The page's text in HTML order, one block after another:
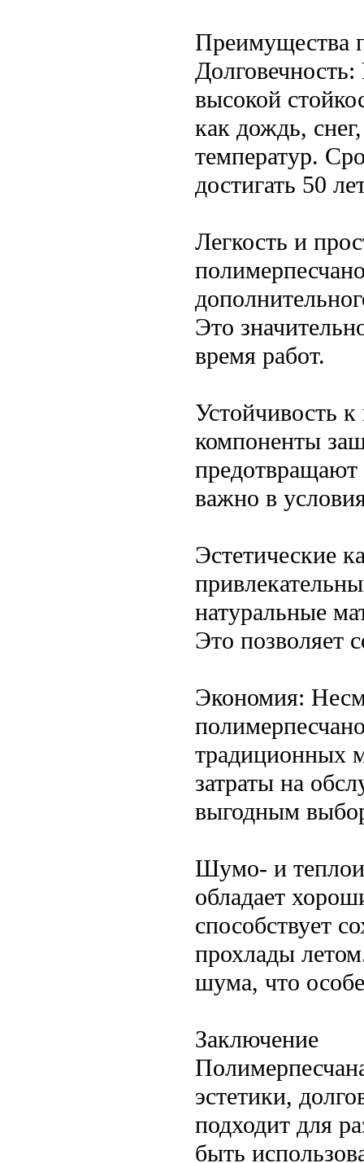
Преимущества
высокой
как дождь,
температур.
достигать 50
Легкость и
Это
время работ.
Устойчивость
компоненты
предотвращают
важно в
Эстетические
натуральные
Это позволяет
Экономия:
традиционных
затраты на
выгодным
Шумо- и
обладает
способствует
прохлады
шума, что
Заключение
эстетики,
подходит для
быть